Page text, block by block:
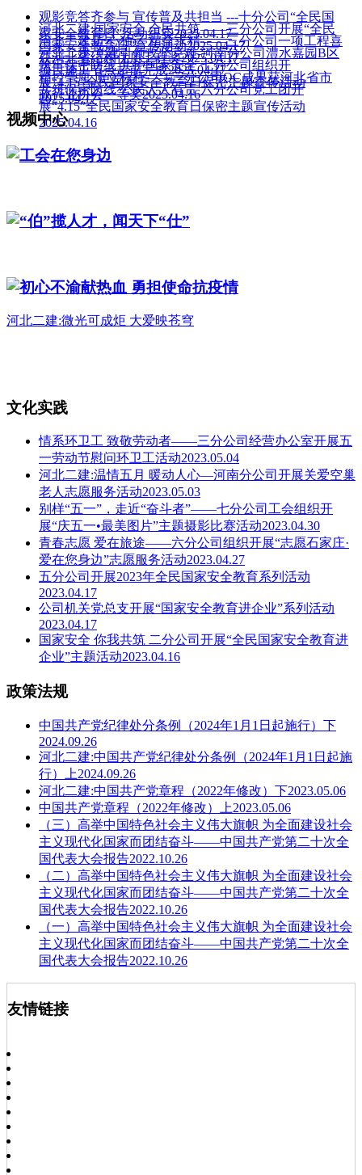
观影竞答齐参与 宣传普及共担当 ---十分公司“全民国
家安全教育日”活动纪实2025.04.17
河北二建:国家安全 全民共筑——三分公司开展“全民
国家安全教育日”宣传活动2025.04.17
河北二建:匠心独运 精益求精——三分公司一项工程喜
获河北省结构优质工程奖2025.04.17
河北二建:党建引领攻坚克难-河南分公司澧水嘉园B区
项目施工节点超前完成2025.04.17
筑牢保密防线 共护国家安全 七分公司组织开
展“4.15”全民国家安全教育日保密主题宣传活动
2025.04.17
精控毫厘 质立标杆——三分公司QC成果获河北省市
政行业协会一等奖2025.04.16
共筑保密防线 公民人人有责 六分公司党工团开
展“4.15”全民国家安全教育日保密主题宣传活动
2025.04.16
视频中心
工会在您身边
“伯”揽人才，闻天下“仕”
初心不渝献热血 勇担使命抗疫情
河北二建:微光可成炬 大爱映苍穹
文化实践
情系环卫工 致敬劳动者——三分公司经营办公室开展五
一劳动节慰问环卫工活动2023.05.04
河北二建:温情五月 暖动人心—河南分公司开展关爱空巢
老人志愿服务活动2023.05.03
别样“五一”，走近“奋斗者”——七分公司工会组织开
展“庆五一•最美图片”主题摄影比赛活动2023.04.30
青春志愿 爱在旅途——六分公司组织开展“志愿石家庄·
爱在您身边”志愿服务活动2023.04.27
五分公司开展2023年全民国家安全教育系列活动
2023.04.17
公司机关党总支开展“国家安全教育进企业”系列活动
2023.04.17
国家安全 你我共筑 二分公司开展“全民国家安全教育进
企业”主题活动2023.04.16
政策法规
中国共产党纪律处分条例（2024年1月1日起施行）下
2024.09.26
河北二建:中国共产党纪律处分条例（2024年1月1日起施
行）上2024.09.26
河北二建:中国共产党章程（2022年修改）下2023.05.06
中国共产党章程（2022年修改）上2023.05.06
（三）高举中国特色社会主义伟大旗帜 为全面建设社会
主义现代化国家而团结奋斗——中国共产党第二十次全
国代表大会报告2022.10.26
（二）高举中国特色社会主义伟大旗帜 为全面建设社会
主义现代化国家而团结奋斗——中国共产党第二十次全
国代表大会报告2022.10.26
（一）高举中国特色社会主义伟大旗帜 为全面建设社会
主义现代化国家而团结奋斗——中国共产党第二十次全
国代表大会报告2022.10.26
友情链接